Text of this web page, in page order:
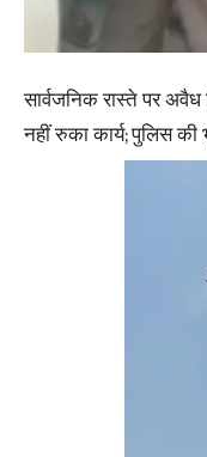
सार्वजनिक रास्ते पर
नहीं रुका कार्य; पुलिस